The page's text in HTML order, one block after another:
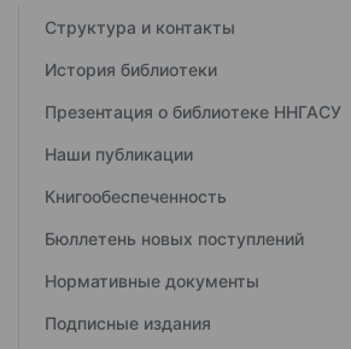
Структура и контакты
История библиотеки
Презентация о библиотеке ННГАСУ
Наши публикации
Книгообеспеченность
Бюллетень новых поступлений
Нормативные документы
Подписные издания